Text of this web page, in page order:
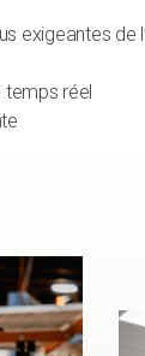
exigeantes de
temps réel